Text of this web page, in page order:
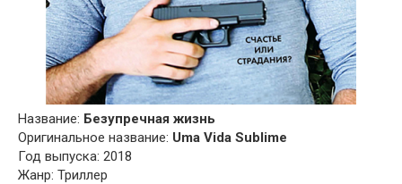
Название: Безупречная жизнь
Оригинальное название: Uma Vida Sublime
Год выпуска: 2018
Жанр: Триллер